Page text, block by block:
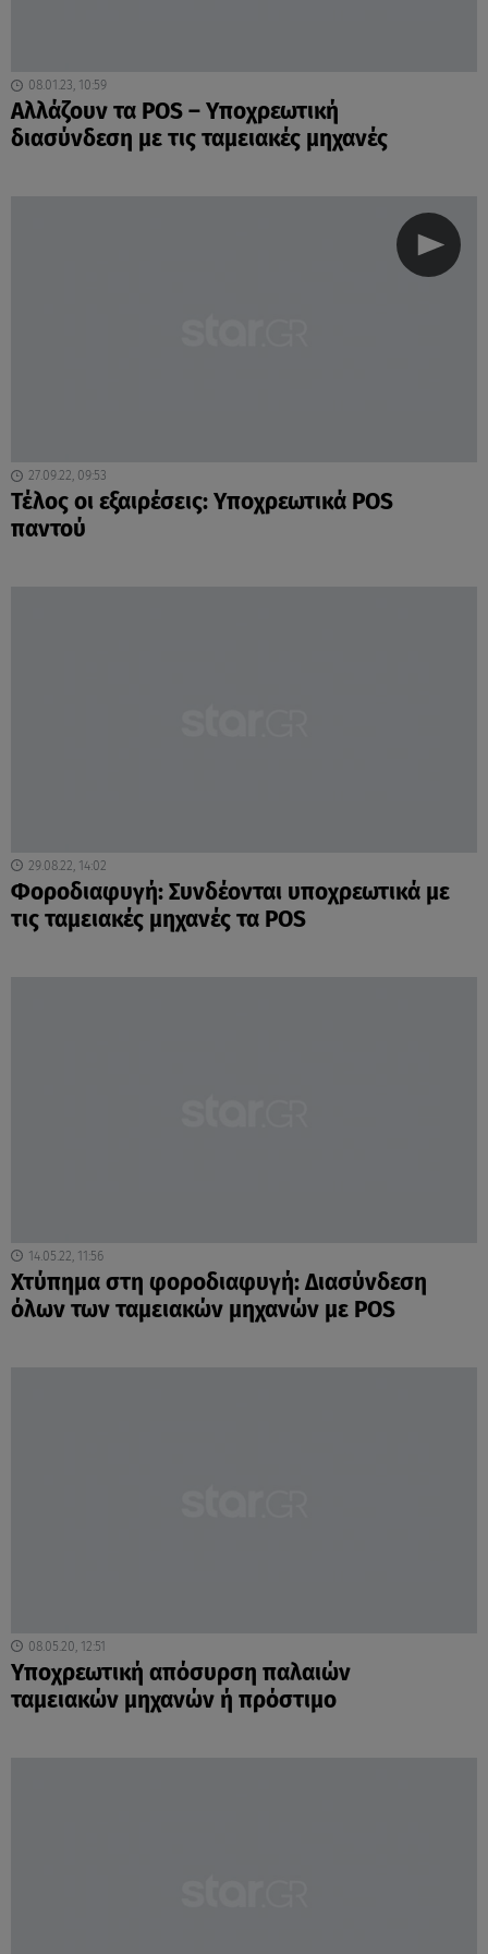
08.01.23, 10:59
Αλλάζουν τα POS – Υποχρεωτική
διασύνδεση με τις ταμειακές μηχανές
27.09.22, 09:53
Τέλος οι εξαιρέσεις: Υποχρεωτικά POS
παντού
29.08.22, 14:02
Φοροδιαφυγή: Συνδέονται υποχρεωτικά με
τις ταμειακές μηχανές τα POS
14.05.22, 11:56
Χτύπημα στη φοροδιαφυγή: Διασύνδεση
όλων των ταμειακών μηχανών με POS
08.05.20, 12:51
Υποχρεωτική απόσυρση παλαιών
ταμειακών μηχανών ή πρόστιμο